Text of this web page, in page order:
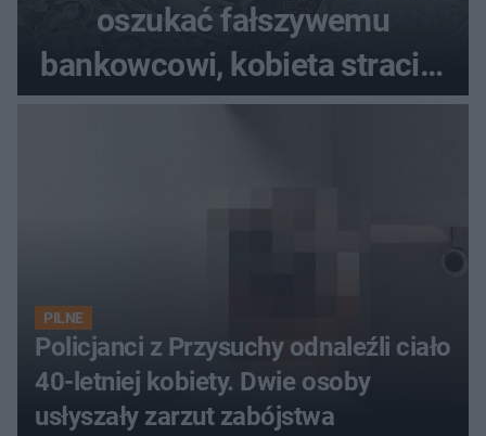
oszukać fałszywemu
bankowcowi, kobieta straciła
blisko 40 tys. zł
PILNE
Policjanci z Przysuchy odnaleźli ciało
40-letniej kobiety. Dwie osoby
usłyszały zarzut zabójstwa